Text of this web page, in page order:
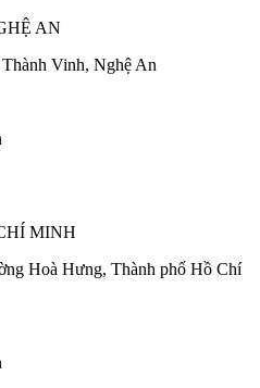
AN
Vinh, Nghệ An
MINH
Hoà Hưng, Thành phố Hồ Chí